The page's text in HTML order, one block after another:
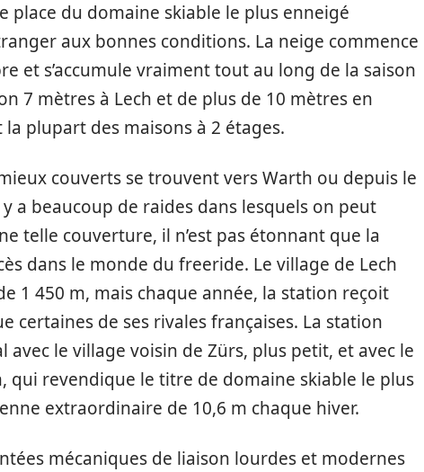
place du domaine skiable le plus enneigé
aux bonnes conditions. La neige commence
et s’accumule vraiment tout au long de la saison
7 mètres à Lech et de plus de 10 mètres en
plupart des maisons à 2 étages.
couverts se trouvent vers Warth ou depuis le
a beaucoup de raides dans lesquels on peut
telle couverture, il n’est pas étonnant que la
dans le monde du freeride. Le village de Lech
1 450 m, mais chaque année, la station reçoit
certaines de ses rivales françaises. La station
le village voisin de Zürs, plus petit, et avec le
qui revendique le titre de domaine skiable le plus
extraordinaire de 10,6 m chaque hiver.
mécaniques de liaison lourdes et modernes